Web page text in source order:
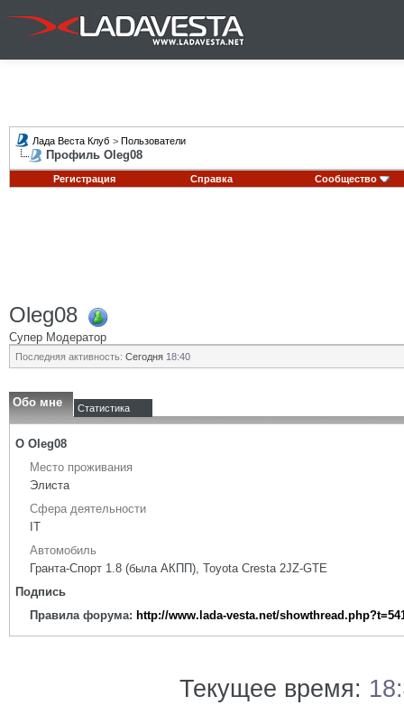
Лада Веста Клуб > Пользователи
Профиль Oleg08
Регистрация Справка Сообщество
Oleg08
Супер Модератор
Последняя активность: Сегодня 18:40
Обо мне Статистика
О Oleg08
Место проживания
Элиста
Сфера деятельности
IT
Автомобиль
Гранта-Спорт 1.8 (была АКПП), Toyota Cresta 2JZ-GTE
Подпись
Правила форума: http://www.lada-vesta.net/
Текущее время: